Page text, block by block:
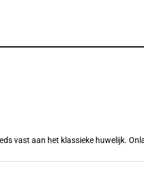
vast aan het klassieke huwelijk.